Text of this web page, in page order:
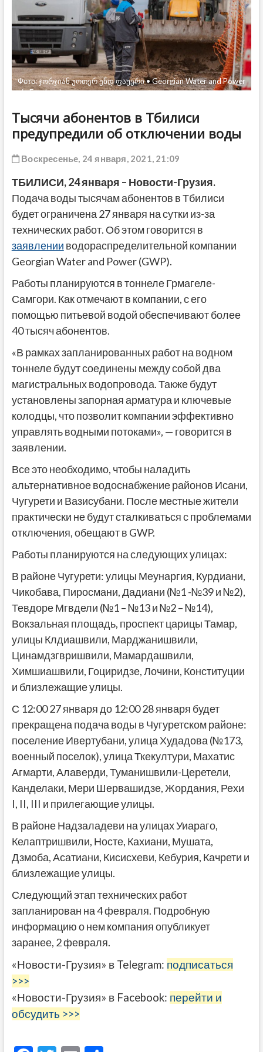
Фото: ჯორჯიან უოთერ ენდ ფაუერი • Georgian Water and Power
via Facebook
Тысячи абонентов в Тбилиси
предупредили об отключении воды
Воскресенье, 24 января, 2021, 21:09
ТБИЛИСИ, 24 января – Новости-Грузия.
Подача воды тысячам абонентов в Тбилиси
будет ограничена 27 января на сутки из-за
технических работ. Об этом говорится в
заявлении водораспределительной компании
Georgian Water and Power (GWP).
Работы планируются в тоннеле Грмагеле-
Самгори. Как отмечают в компании, с его
помощью питьевой водой обеспечивают более
40 тысяч абонентов.
«В рамках запланированных работ на водном
тоннеле будут соединены между собой два
магистральных водопровода. Также будут
установлены запорная арматура и ключевые
колодцы, что позволит компании эффективно
управлять водными потоками», — говорится в
заявлении.
Все это необходимо, чтобы наладить
альтернативное водоснабжение районов Исани,
Чугурети и Вазисубани. После местные жители
практически не будут сталкиваться с проблемами
отключения, обещают в GWP.
Работы планируются на следующих улицах:
В районе Чугурети: улицы Меунаргия, Курдиани,
Чикобава, Пиросмани, Дадиани (№1 -№39 и №2),
Тевдоре Мгвдели (№1 – №13 и №2 – №14),
Вокзальная площадь, проспект царицы Тамар,
улицы Клдиашвили, Марджанишвили,
Цинамдзгвришвили, Мамардашвили,
Химшиашвили, Гоциридзе, Лочини, Конституции
и близлежащие улицы.
С 12:00 27 января до 12:00 28 января будет
прекращена подача воды в Чугуретском районе:
поселение Ивертубани, улица Худадова (№173,
военный поселок), улица Ткекултури, Махатис
Агмарти, Алаверди, Туманишвили-Церетели,
Канделаки, Мери Шервашидзе, Жордания, Рехи
I, II, III и прилегающие улицы.
В районе Надзаладеви на улицах Уиараго,
Келаптришвили, Носте, Кахиани, Мушата,
Дзмоба, Асатиани, Кисисхеви, Кебурия, Качрети и
близлежащие улицы.
Следующий этап технических работ
запланирован на 4 февраля. Подробную
информацию о нем компания опубликует
заранее, 2 февраля.
«Новости-Грузия» в Telegram: подписаться
>>>
«Новости-Грузия» в Facebook: перейти и
обсудить >>>